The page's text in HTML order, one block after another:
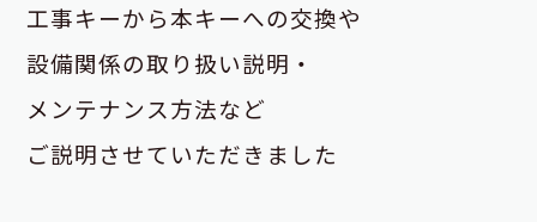
工事キーから本キーへの交換や
設備関係の取り扱い説明・
メンテナンス方法など
ご説明させていただきました